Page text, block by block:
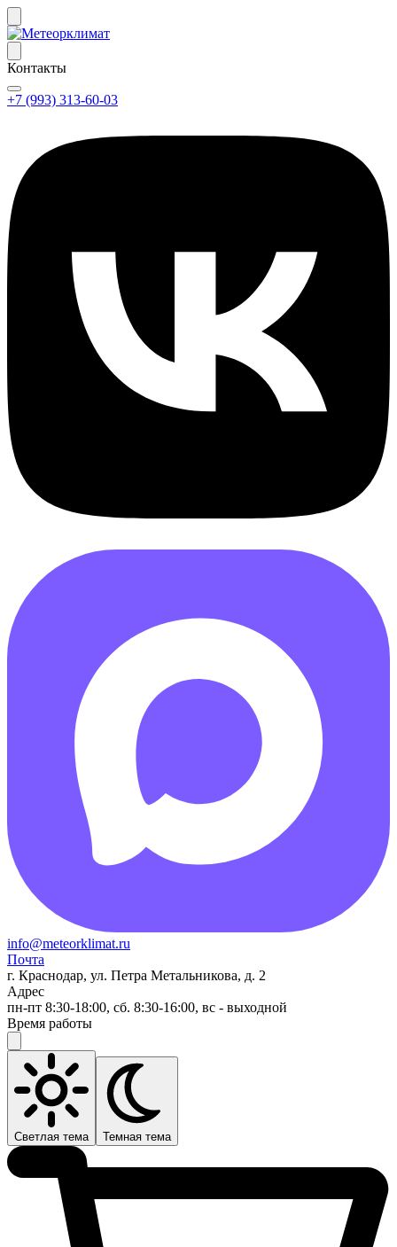
Контакты
+7 (993) 313-60-03
info@meteorklimat.ru
Почта
г. Краснодар, ул. Петра Метальникова, д. 2
Адрес
пн-пт 8:30-18:00, сб. 8:30-16:00, вс - выходной
Время работы
Светлая тема Темная тема